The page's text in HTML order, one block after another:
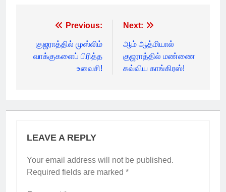
navigation
Previous:
குஜராத்தில் முஸ்லிம்
வாக்குகளைப் பிரித்த
உவைசி!
Next:
ஆம் ஆத்மியால்
குஜராத்தில் மண்ணை
கவ்விய காங்கிரஸ்!
LEAVE A REPLY
Your email address will not be published.
Required fields are marked *